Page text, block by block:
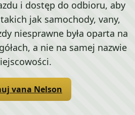
i dostęp do odbioru, aby
jak samochody, vany,
niesprawne była oparta na
a nie na samej nazwie
vana Nelson